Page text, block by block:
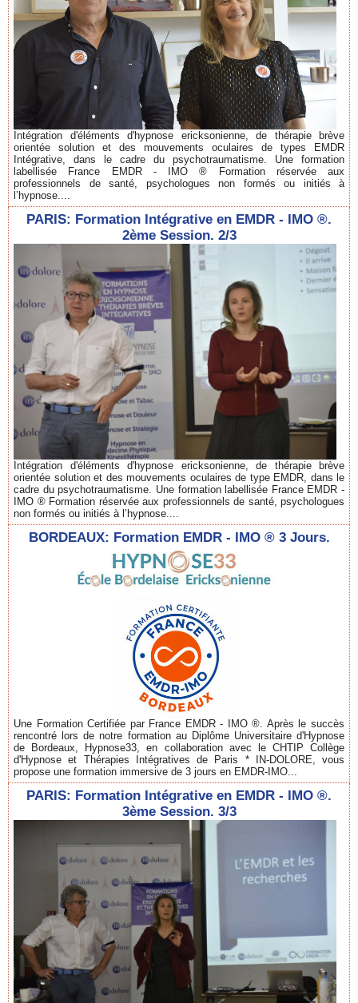
Intégration d'éléments d'hypnose ericksonienne, de thérapie brève
orientée solution et des mouvements oculaires de types EMDR
Intégrative, dans le cadre du psychotraumatisme. Une formation
labellisée France EMDR - IMO ® Formation réservée aux
professionnels de santé, psychologues non formés ou initiés à
l’hypnose....
PARIS: Formation Intégrative en EMDR - IMO ®.
2ème Session. 2/3
Intégration d'éléments d'hypnose ericksonienne, de thérapie brève
orientée solution et des mouvements oculaires de type EMDR, dans le
cadre du psychotraumatisme. Une formation labellisée France EMDR -
IMO ® Formation réservée aux professionnels de santé, psychologues
non formés ou initiés à l’hypnose....
BORDEAUX: Formation EMDR - IMO ® 3 Jours.
Une Formation Certifiée par France EMDR - IMO ®. Après le succès
rencontré lors de notre formation au Diplôme Universitaire d'Hypnose
de Bordeaux, Hypnose33, en collaboration avec le CHTIP Collège
d'Hypnose et Thérapies Intégratives de Paris * IN-DOLORE, vous
propose une formation immersive de 3 jours en EMDR-IMO...
PARIS: Formation Intégrative en EMDR - IMO ®.
3ème Session. 3/3